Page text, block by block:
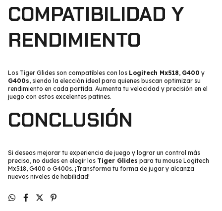
COMPATIBILIDAD Y
RENDIMIENTO
Los Tiger Glides son compatibles con los Logitech Mx518, G400 y
G400s, siendo la elección ideal para quienes buscan optimizar su
rendimiento en cada partida. Aumenta tu velocidad y precisión en el
juego con estos excelentes patines.
CONCLUSIÓN
Si deseas mejorar tu experiencia de juego y lograr un control más
preciso, no dudes en elegir los Tiger Glides para tu mouse Logitech
Mx518, G400 o G400s. ¡Transforma tu forma de jugar y alcanza
nuevos niveles de habilidad!